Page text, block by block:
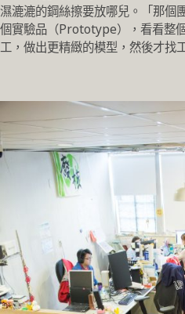
濕漉漉的鋼絲擦要放哪兒。「那個
個實驗品（Prototype），看看整
工，做出更精緻的模型，然後才找